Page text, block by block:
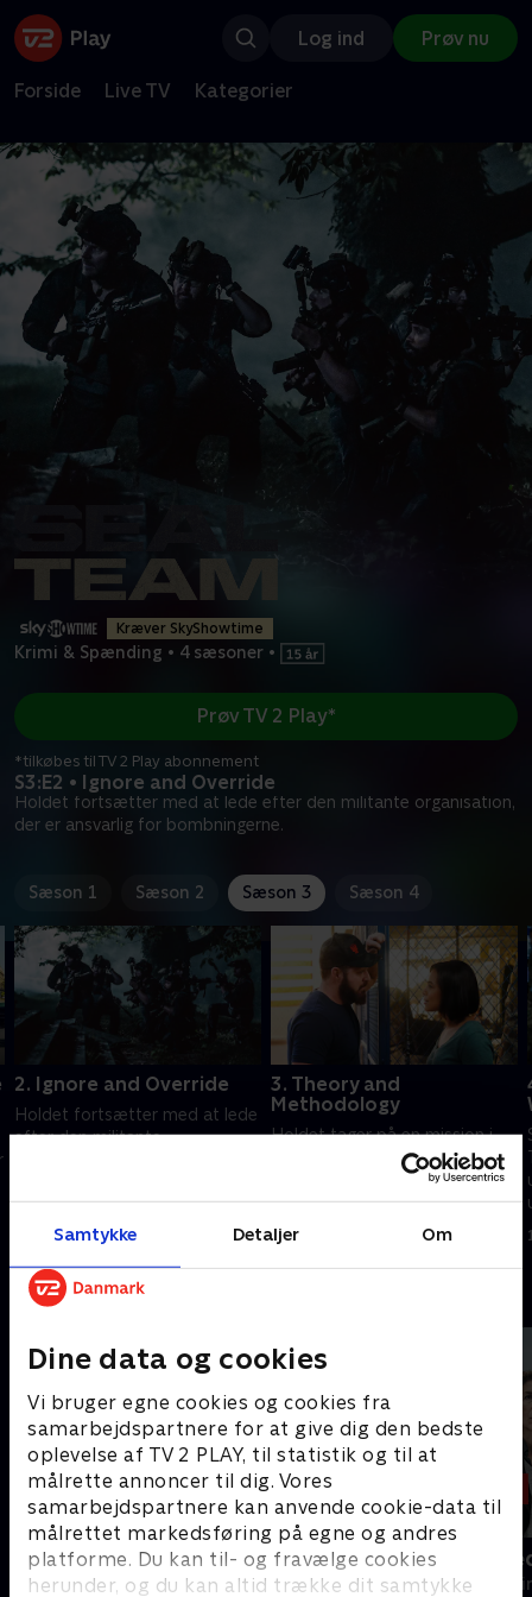
Samtykke Detaljer Om
Dine data og cookies
Vi bruger egne cookies og cookies fra
samarbejdspartnere for at give dig den bedste
oplevelse af TV 2 PLAY, til statistik og til at
målrette annoncer til dig. Vores
samarbejdspartnere kan anvende cookie-data til
målrettet markedsføring på egne og andres
platforme. Du kan til- og fravælge cookies
herunder, og du kan altid trække dit samtykke
Log ind Prøv nu
Forside Live TV Kategorier
Kræver SkyShowtime
Krimi & Spænding • 4 sæsoner •
S3:E2 • Ignore and Override
Holdet fortsætter med at lede efter den militante organisation,
der er ansvarlig for bombningerne.
Prøv TV 2 Play*
*tilkøbes til TV 2 Play abonnement
Sæson 1 Sæson 2 Sæson 3 Sæson 4
2. Ignore and Override
Holdet fortsætter med at lede
efter den militante
3. Theory and
Methodology
Holdet tager på en mission i
Aserbajdsjan for at generobre
kontrollen over et strategisk
kraftværk.
11. oktober 2024 • 40 min
Andre så også
Konflikt
Krimi & Spænding • 1 sæsoner Krimi &